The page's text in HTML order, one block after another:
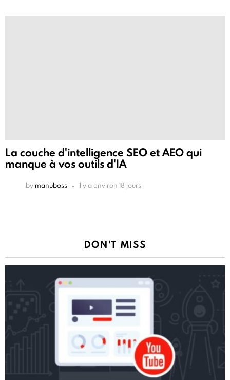
La couche d'intelligence SEO et AEO qui
manque à vos outils d'IA
by manuboss il y a environ 18 jours
DON'T MISS